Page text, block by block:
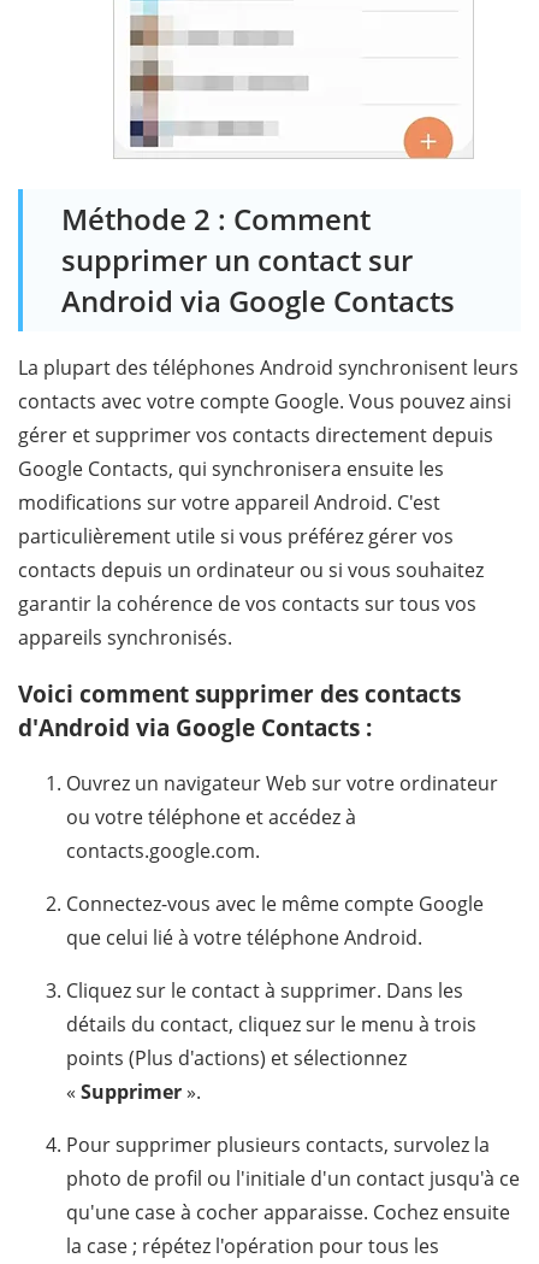
Méthode 2 : Comment
supprimer un contact sur
Android via Google Contacts
La plupart des téléphones Android synchronisent leurs
contacts avec votre compte Google. Vous pouvez ainsi
gérer et supprimer vos contacts directement depuis
Google Contacts, qui synchronisera ensuite les
modifications sur votre appareil Android. C'est
particulièrement utile si vous préférez gérer vos
contacts depuis un ordinateur ou si vous souhaitez
garantir la cohérence de vos contacts sur tous vos
appareils synchronisés.
Voici comment supprimer des contacts
d'Android via Google Contacts :
Ouvrez un navigateur Web sur votre ordinateur
ou votre téléphone et accédez à
contacts.google.com.
Connectez-vous avec le même compte Google
que celui lié à votre téléphone Android.
Cliquez sur le contact à supprimer. Dans les
détails du contact, cliquez sur le menu à trois
points (Plus d'actions) et sélectionnez
« Supprimer».
Pour supprimer plusieurs contacts, survolez la
photo de profil ou l'initiale d'un contact jusqu'à ce
qu'une case à cocher apparaisse. Cochez ensuite
la case ; répétez l'opération pour tous les